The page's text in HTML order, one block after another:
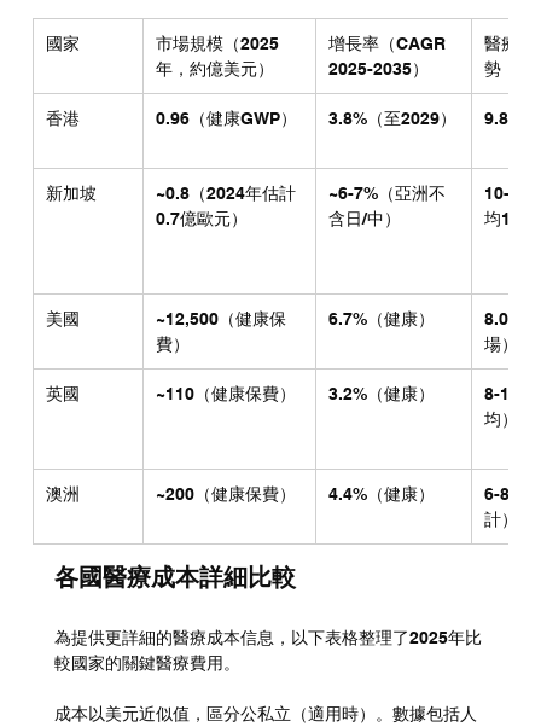
國家
市場規模（2025
年，約億美元）
增長率（CAGR
2025-2035）
醫療成
勢（
香港 0.96（健康GWP） 3.8%（至2029） 9.8%
新加坡
~0.8（2024年估計
0.7億歐元）
~6-7%（亞洲不
含日/中）
10-
均
美國
~12,500（健康保
費）
6.7%（健康）
8.0%
場）
英國 ~110（健康保費） 3.2%（健康）
8-10%
均）
澳洲 ~200（健康保費） 4.4%（健康）
6-8%
計）
各國醫療成本詳細比較
為提供更詳細的醫療成本信息，以下表格整理了2025年比
較國家的關鍵醫療費用。
成本以美元近似值，區分公私立（適用時）。數據包括人